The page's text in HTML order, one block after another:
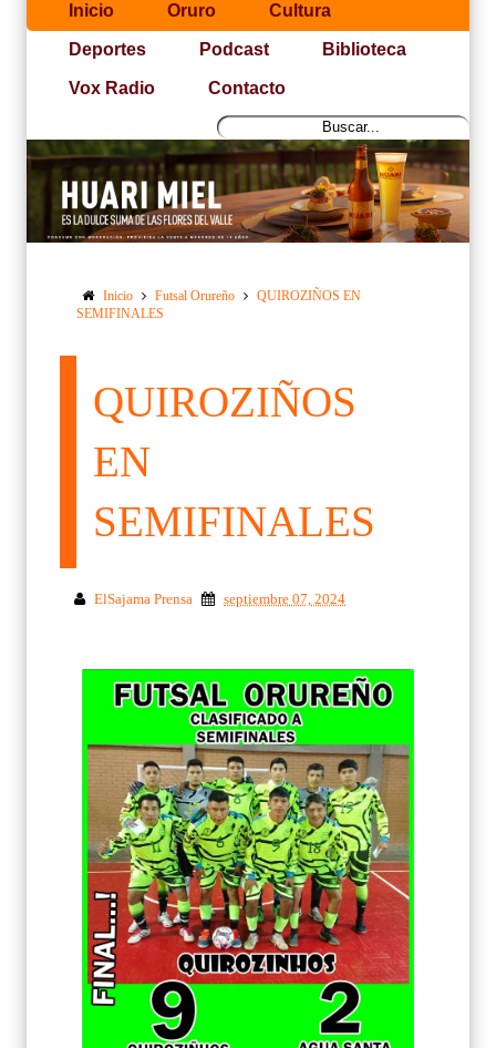
Inicio Oruro Cultura
Deportes Podcast Biblioteca
Vox Radio Contacto
Inicio Futsal Orureño
QUIROZIÑOS EN
SEMIFINALES
QUIROZIÑOS
EN
SEMIFINALES
ElSajama Prensa septiembre 07, 2024